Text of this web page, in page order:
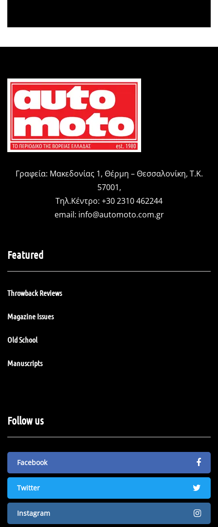
Γραφεία: Μακεδονίας 1, Θέρμη – Θεσσαλονίκη, Τ.Κ.
57001,
Τηλ.Κέντρο: +30 2310 462244
email: info@automoto.com.gr
Featured
Throwback Reviews
Magazine Issues
Old School
Manuscripts
Follow us
Facebook
Twitter
Instagram